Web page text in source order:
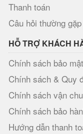
Thanh toán
Câu hỏi thường gặp
HỖ TRỢ KHÁCH
Chính sách bảo
Chính sách & Quy
Chính sách vận
Chính sách bảo
Hướng dẫn thanh